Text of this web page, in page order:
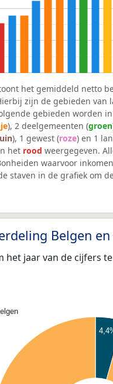
het gemiddeld netto
zijn de gebieden van
gebieden worden
), 2 deelgemeenten (groen
), 1 gewest (roze) en 1
het rood weergegeven.
waarvoor
staven in de grafiek om
Belgen
het jaar van de cijfers